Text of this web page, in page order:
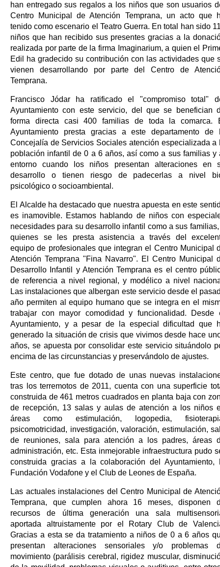
han entregado sus regalos a los niños que son usuarios
Centro Municipal de Atención Temprana, un acto que
tenido como escenario el Teatro Guerra. En total han sido
niños que han recibido sus presentes gracias a la
realizada por parte de la firma Imaginarium, a quien el
Edil ha gradecido su contribución con las actividades que
vienen desarrollando por parte del Centro de
Temprana.
Francisco Jódar ha ratificado el "compromiso total"
Ayuntamiento con este servicio, del que se benefician
forma directa casi 400 familias de toda la comarca.
Ayuntamiento presta gracias a este departamento de
Concejalía de Servicios Sociales atención especializada a
población infantil de 0 a 6 años, así como a sus familias y
entorno cuando los niños presentan alteraciones en
desarrollo o tienen riesgo de padecerlas a nivel
psicológico o socioambiental.
El Alcalde ha destacado que nuestra apuesta en este
es inamovible. Estamos hablando de niños con
necesidades para su desarrollo infantil como a sus
quienes se les presta asistencia a través del
equipo de profesionales que integran el Centro Municipal
Atención Temprana "Fina Navarro". El Centro Municipal
Desarrollo Infantil y Atención Temprana es el centro
de referencia a nivel regional, y modélico a nivel
Las instalaciones que albergan este servicio desde el
año permiten al equipo humano que se integra en el
trabajar con mayor comodidad y funcionalidad. Desde
Ayuntamiento, y a pesar de la especial dificultad que
generado la situación de crisis que vivimos desde hace
años, se apuesta por consolidar este servicio situándolo
encima de las circunstancias y preservándolo de ajustes.
Este centro, que fue dotado de unas nuevas
tras los terremotos de 2011, cuenta con una superficie
construida de 461 metros cuadrados en planta baja con
de recepción, 13 salas y aulas de atención a los niños
áreas como estimulación, logopedia,
psicomotricidad, investigación, valoración, estimulación,
de reuniones, sala para atención a los padres, áreas
administración, etc. Esta inmejorable infraestructura pudo
construida gracias a la colaboración del Ayuntamiento,
Fundación Vodafone y el Club de Leones de España.
Las actuales instalaciones del Centro Municipal de
Temprana, que cumplen ahora 16 meses, disponen
recursos de última generación una sala
aportada altruistamente por el Rotary Club de
Gracias a esta se da tratamiento a niños de 0 a 6 años
presentan alteraciones sensoriales y/o problemas
movimiento (parálisis cerebral, rigidez muscular,